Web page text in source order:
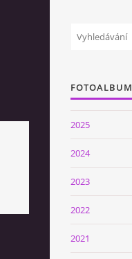
FOTOALBUM
2025
2024
2023
2022
2021